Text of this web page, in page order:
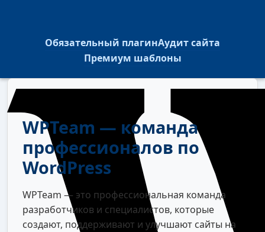
Обязательный плагинАудит сайта
Премиум шаблоны
WPTeam — команда
профессионалов по
WordPress
WPTeam — это профессиональная команда
разработчиков и специалистов, которые
создают, поддерживают и улучшают сайты на